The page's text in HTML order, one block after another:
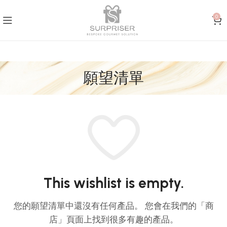
0
願望清單
This wishlist is empty.
您的願望清單中還沒有任何產品。 您會在我們的「商
店」頁面上找到很多有趣的產品。